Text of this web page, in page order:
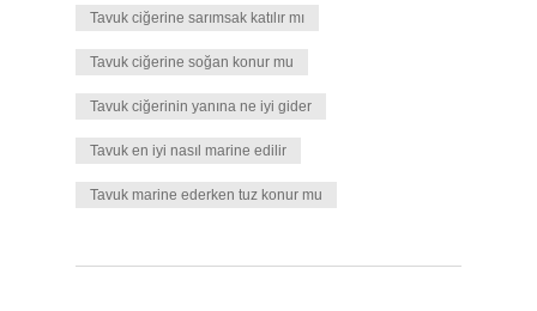
Tavuk ciğerine sarımsak katılır mı
Tavuk ciğerine soğan konur mu
Tavuk ciğerinin yanına ne iyi gider
Tavuk en iyi nasıl marine edilir
Tavuk marine ederken tuz konur mu